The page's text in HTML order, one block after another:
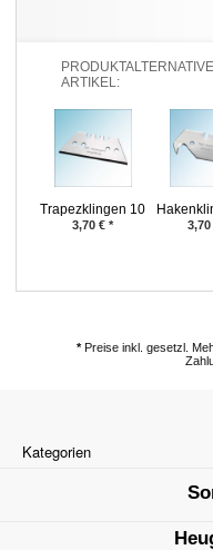
ARTIKEL:
Trapezklingen 10
Stück
3,70 € * 3,70
*Preise inkl. gesetzl.
Kategorien